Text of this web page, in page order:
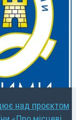
над проєктом